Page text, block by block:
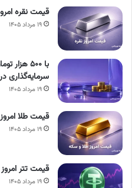
قیمت نقره امروز ۱۹ مرداد ۱۴۰۵ – نقره
۱۹ مرداد ۱۴۰۵
با ۵۰۰
سرمایه‌گذاری
۱۹ مرداد ۱۴۰۵
قیمت طلا امروز ۱۹ مرداد ۱۴۰۵ – طلا ارزان شد
۱۹ مرداد ۱۴۰۵
قیمت تتر امروز دوشنبه ۱۹
۱۹ مرداد ۱۴۰۵